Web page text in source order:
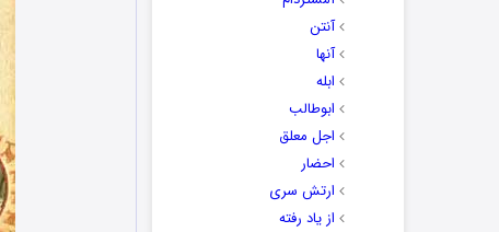
آنتن
آنها
ابله
ابوطالب
اجل معلق
احضار
ارتش سری
از یاد رفته